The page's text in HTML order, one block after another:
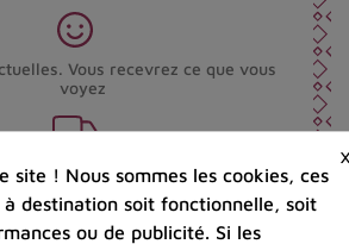
Vous recevrez ce que vous
voyez
€ d’achat en France métropolitaine.
site ! Nous sommes les cookies, ces
à destination soit fonctionnelle, soit
ou de publicité. Si les